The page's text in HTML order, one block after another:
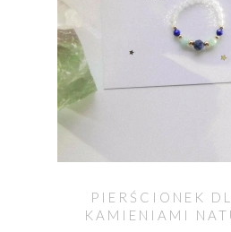
PIERŚCIONEK
KAMIENIAMI